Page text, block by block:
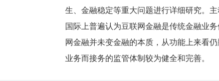
生、金融稳定等重大问题进行详细研究。
国际上普遍认为豆联网金融是传统金融业
网金融并未变金融的本质，从功能上来看
业务而接务的监管体制较为健全和完善。